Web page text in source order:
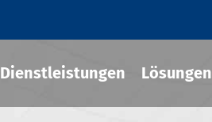
Dienstleistungen Lösungen